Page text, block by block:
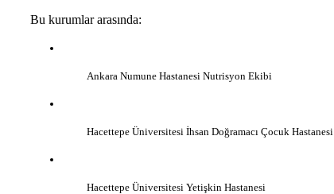
Bu kurumlar arasında:
Ankara Numune Hastanesi Nutrisyon Ekibi
Hacettepe Üniversitesi İhsan Doğramacı Çocuk Hastanesi
Hacettepe Üniversitesi Yetişkin Hastanesi